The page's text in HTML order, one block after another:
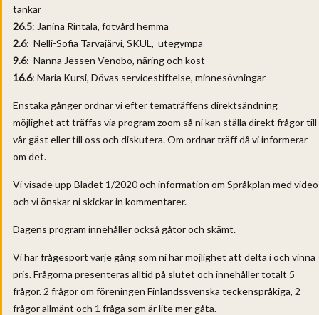
tankar
26.5: Janina Rintala, fotvård hemma
2.6: Nelli-Sofia Tarvajärvi, SKUL, utegympa
9.6: Nanna Jessen Venobo, näring och kost
16.6: Maria Kursi, Dövas servicestiftelse, minnesövningar
Enstaka gånger ordnar vi efter tematräffens direktsändning
möjlighet att träffas via program zoom så ni kan ställa direkt frågor till
vår gäst eller till oss och diskutera. Om ordnar träff då vi informerar
om det.
Vi visade upp Bladet 1/2020 och information om Språkplan med video
och vi önskar ni skickar in kommentarer.
Dagens program innehåller också gåtor och skämt.
Vi har frågesport varje gång som ni har möjlighet att delta i och vinna
pris. Frågorna presenteras alltid på slutet och innehåller totalt 5
frågor. 2 frågor om föreningen Finlandssvenska teckenspråkiga, 2
frågor allmänt och 1 fråga som är lite mer gåta.